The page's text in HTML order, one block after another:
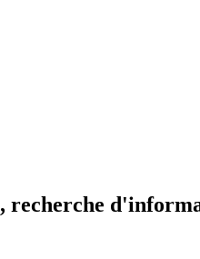
recherche